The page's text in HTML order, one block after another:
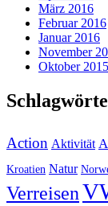
März 2016
Februar 2016
Januar 2016
November
Oktober 2015
Action Aktivität
Kroatien Natur
Verreisen